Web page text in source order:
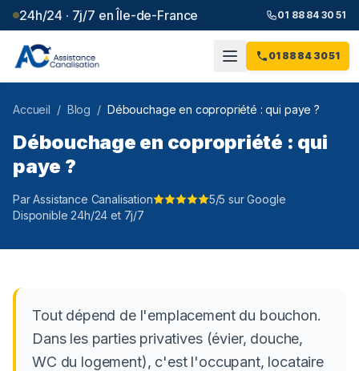
24h/24 · 7j/7 en Île-de-France 01 88 84 30 51
01 88 84 30 51
Accueil / Blog / Débouchage en copropriété : qui paye ?
Débouchage en copropriété : qui
paye ?
Par Assistance Canalisation
5/5 sur Google
Disponible 24h/24 et 7j/7
Tout dépend de l'emplacement du bouchon.
Dans les parties privatives (évier, douche,
WC du logement), c'est l'occupant, locataire